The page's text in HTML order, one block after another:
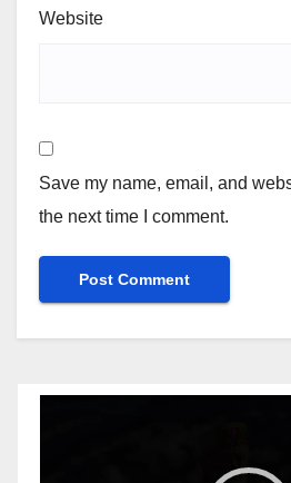
Website
Save my name, email, and
the next time I comment.